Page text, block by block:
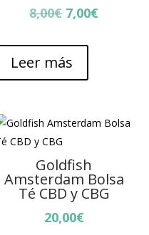
8,00€ El
original
era:
8,00€.
7,00€El
Leer más
Goldfish
Amsterdam Bolsa
Té CBD y CBG
20,00€